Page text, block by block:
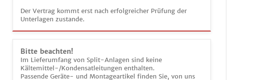
Der Vertrag kommt erst nach erfolgreicher Prüfung der
Unterlagen zustande.
Bitte beachten!
Im Lieferumfang von Split-Anlagen sind keine
Kältemittel-/Kondensatleitungen enthalten.
Passende Geräte- und Montageartikel finden Sie, von uns